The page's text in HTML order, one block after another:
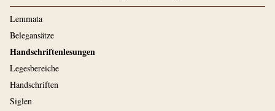
Lemmata
Belegansätze
Handschriftenlesungen
Legesbereiche
Handschriften
Siglen